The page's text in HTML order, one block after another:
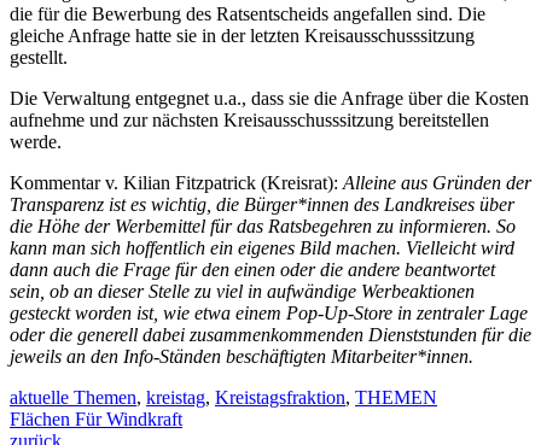
die für die Bewerbung des Ratsentscheids angefallen sind. Die
gleiche Anfrage hatte sie in der letzten Kreisausschusssitzung
gestellt.
Die Verwaltung entgegnet u.a., dass sie die Anfrage über die Kosten
aufnehme und zur nächsten Kreisausschusssitzung bereitstellen
werde.
Kommentar v. Kilian Fitzpatrick (Kreisrat): Alleine aus Gründen der
Transparenz ist es wichtig, die Bürger*innen des Landkreises über
die Höhe der Werbemittel für das Ratsbegehren zu informieren. So
kann man sich hoffentlich ein eigenes Bild machen. Vielleicht wird
dann auch die Frage für den einen oder die andere beantwortet
sein, ob an dieser Stelle zu viel in aufwändige Werbeaktionen
gesteckt worden ist, wie etwa einem Pop-Up-Store in zentraler Lage
oder die generell dabei zusammenkommenden Dienststunden für die
jeweils an den Info-Ständen beschäftigten Mitarbeiter*innen.
aktuelle Themen, kreistag, Kreistagsfraktion, THEMEN
Flächen Für Windkraft
zurück